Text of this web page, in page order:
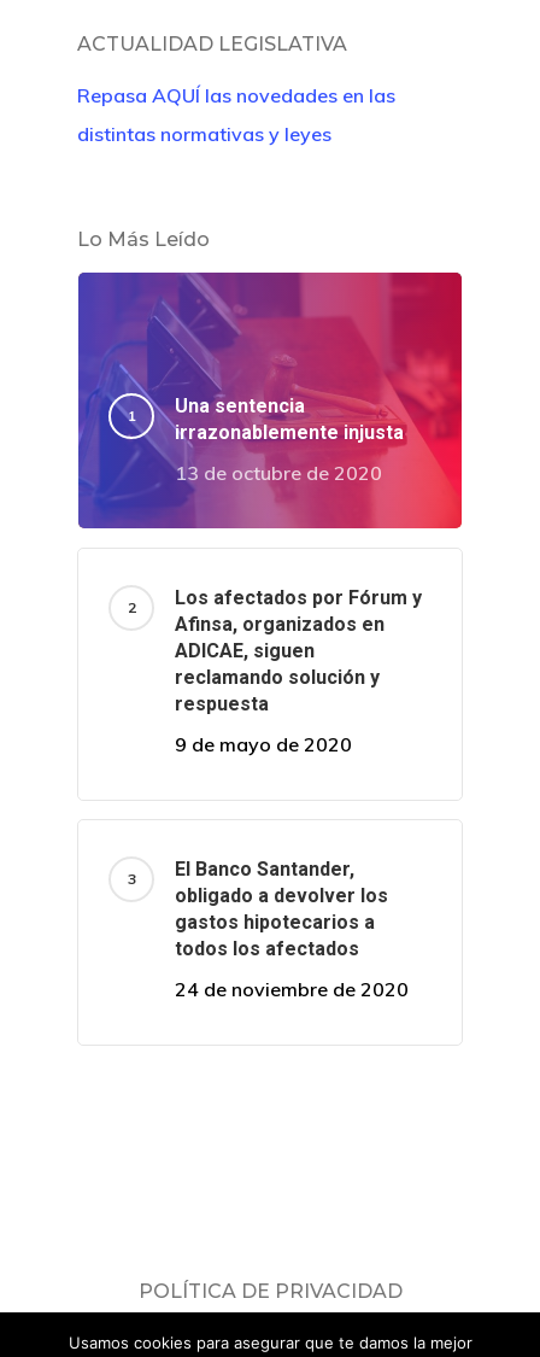
ACTUALIDAD LEGISLATIVA
Repasa AQUÍ las novedades en las
distintas normativas y leyes
Lo Más Leído
Una sentencia
irrazonablemente injusta
13 de octubre de 2020
Los afectados por Fórum y
Afinsa, organizados en
ADICAE, siguen
reclamando solución y
respuesta
9 de mayo de 2020
El Banco Santander,
obligado a devolver los
gastos hipotecarios a
todos los afectados
24 de noviembre de 2020
POLÍTICA DE PRIVACIDAD
Consulta nuestrapolítica de privacidad.
Usamos cookies para asegurar que te damos la mejor